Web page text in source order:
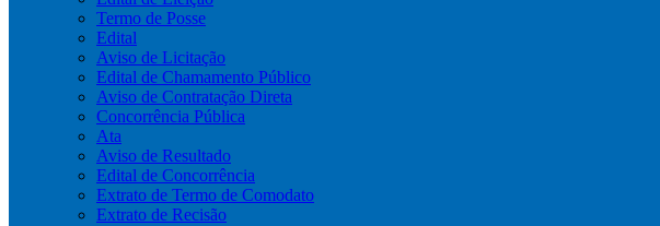
Termo de Posse
Edital
Aviso de Licitação
Edital de Chamamento Público
Aviso de Contratação Direta
Concorrência Pública
Ata
Aviso de Resultado
Edital de Concorrência
Extrato de Termo de Comodato
Extrato de Recisão